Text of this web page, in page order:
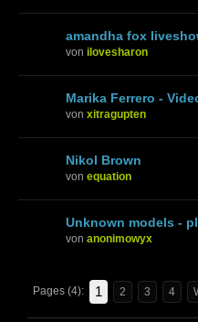
amandha fox
von ilovesharon
Marika Ferrero -
von xitragupten
Nikol Brown
von equation
Unknown models -
von anonimowyx
Pages (4): 1 2 3 4